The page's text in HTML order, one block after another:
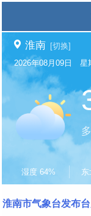
淮南 [切换]
2026年08月09日
湿度 64%
淮南市气象台发布